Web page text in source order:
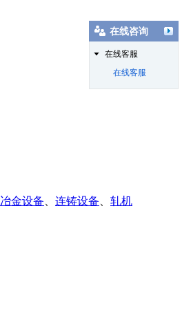
冶金设备 连铸设备
轧机
在线咨询
在线客服
在线客服